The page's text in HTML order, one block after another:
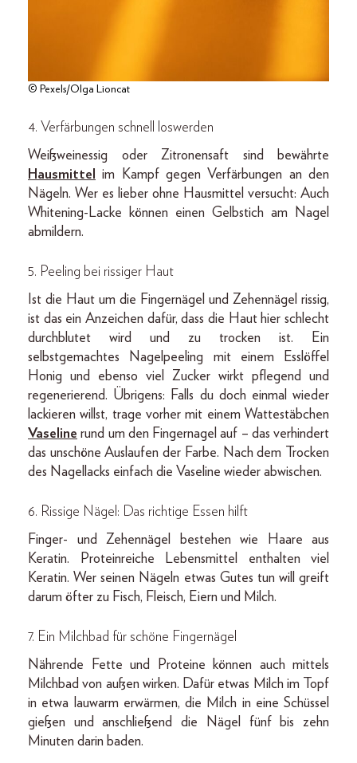
© Pexels/Olga Lioncat
4. Verfärbungen schnell loswerden
Weißweinessig oder Zitronensaft sind bewährte
Hausmittel
im Kampf gegen Verfärbungen an den
Nägeln. Wer es lieber ohne Hausmittel versucht: Auch
Whitening-Lacke können einen Gelbstich am Nagel
abmildern.
5. Peeling bei rissiger Haut
Ist die Haut um die Fingernägel und Zehennägel rissig,
ist das ein Anzeichen dafür, dass die Haut hier schlecht
durchblutet wird und zu trocken ist. Ein
selbstgemachtes Nagelpeeling mit einem Esslöffel
Honig und ebenso viel Zucker wirkt pflegend und
regenerierend. Übrigens: Falls du doch einmal wieder
lackieren willst, trage vorher mit einem Wattestäbchen
Vaseline rund um den Fingernagel auf – das verhindert
das unschöne Auslaufen der Farbe. Nach dem Trocken
des Nagellacks einfach die Vaseline wieder abwischen.
6. Rissige Nägel: Das richtige Essen hilft
Finger- und Zehennägel bestehen wie Haare aus
Keratin. Proteinreiche Lebensmittel enthalten viel
Keratin. Wer seinen Nägeln etwas Gutes tun will greift
darum öfter zu Fisch, Fleisch, Eiern und Milch.
7. Ein Milchbad für schöne Fingernägel
Nährende Fette und Proteine können auch mittels
Milchbad von außen wirken. Dafür etwas Milch im Topf
in etwa lauwarm erwärmen, die Milch in eine Schüssel
gießen und anschließend die Nägel fünf bis zehn
Minuten darin baden.